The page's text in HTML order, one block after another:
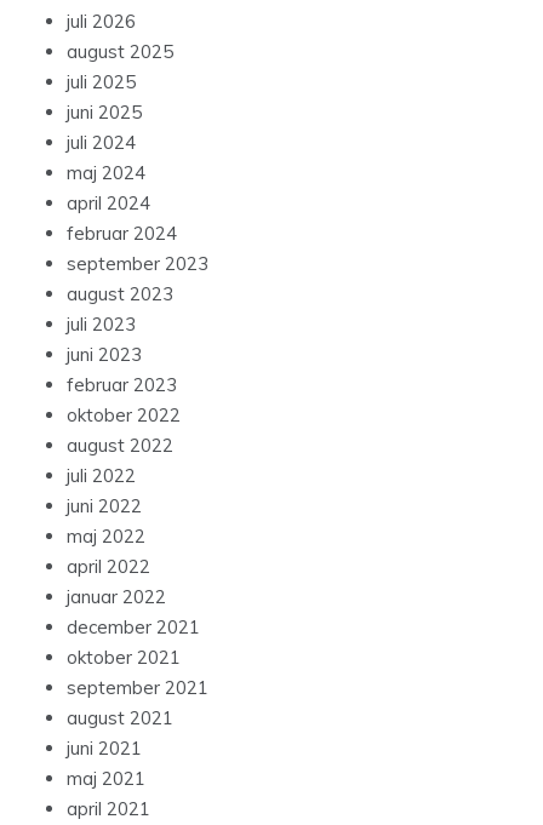
juli 2026
august 2025
juli 2025
juni 2025
juli 2024
maj 2024
april 2024
februar 2024
september 2023
august 2023
juli 2023
juni 2023
februar 2023
oktober 2022
august 2022
juli 2022
juni 2022
maj 2022
april 2022
januar 2022
december 2021
oktober 2021
september 2021
august 2021
juni 2021
maj 2021
april 2021